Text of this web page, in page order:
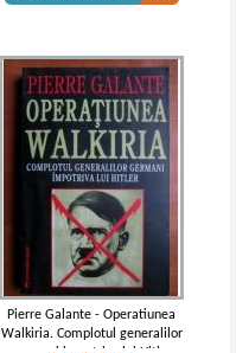
Pierre Galante - Operatiunea
Walkiria. Complotul generalilor